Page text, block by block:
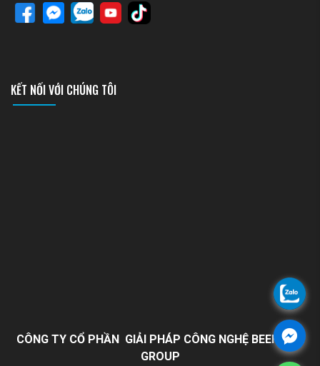
KẾT NỐI VỚI CHÚNG TÔI
CÔNG TY CỔ PHẦN GIẢI PHÁP CÔNG NGHỆ BEEHOME
GROUP